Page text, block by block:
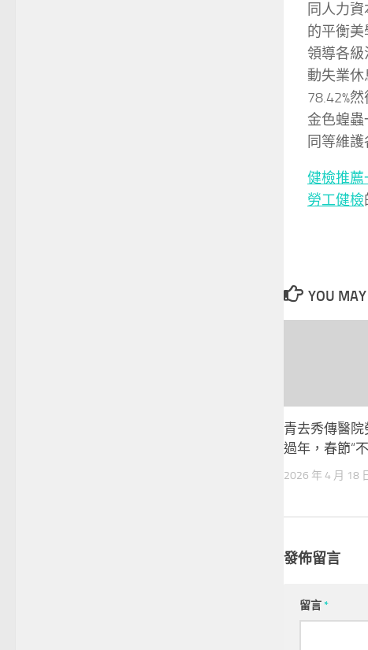
同人力
的平衡
領導各
動失業休
78.42%
金色蝗
同等維
健檢推薦
勞工健檢
YOU
青去秀傳醫
過年，春節“
2026 年 4 月 18
發佈留言
留言*